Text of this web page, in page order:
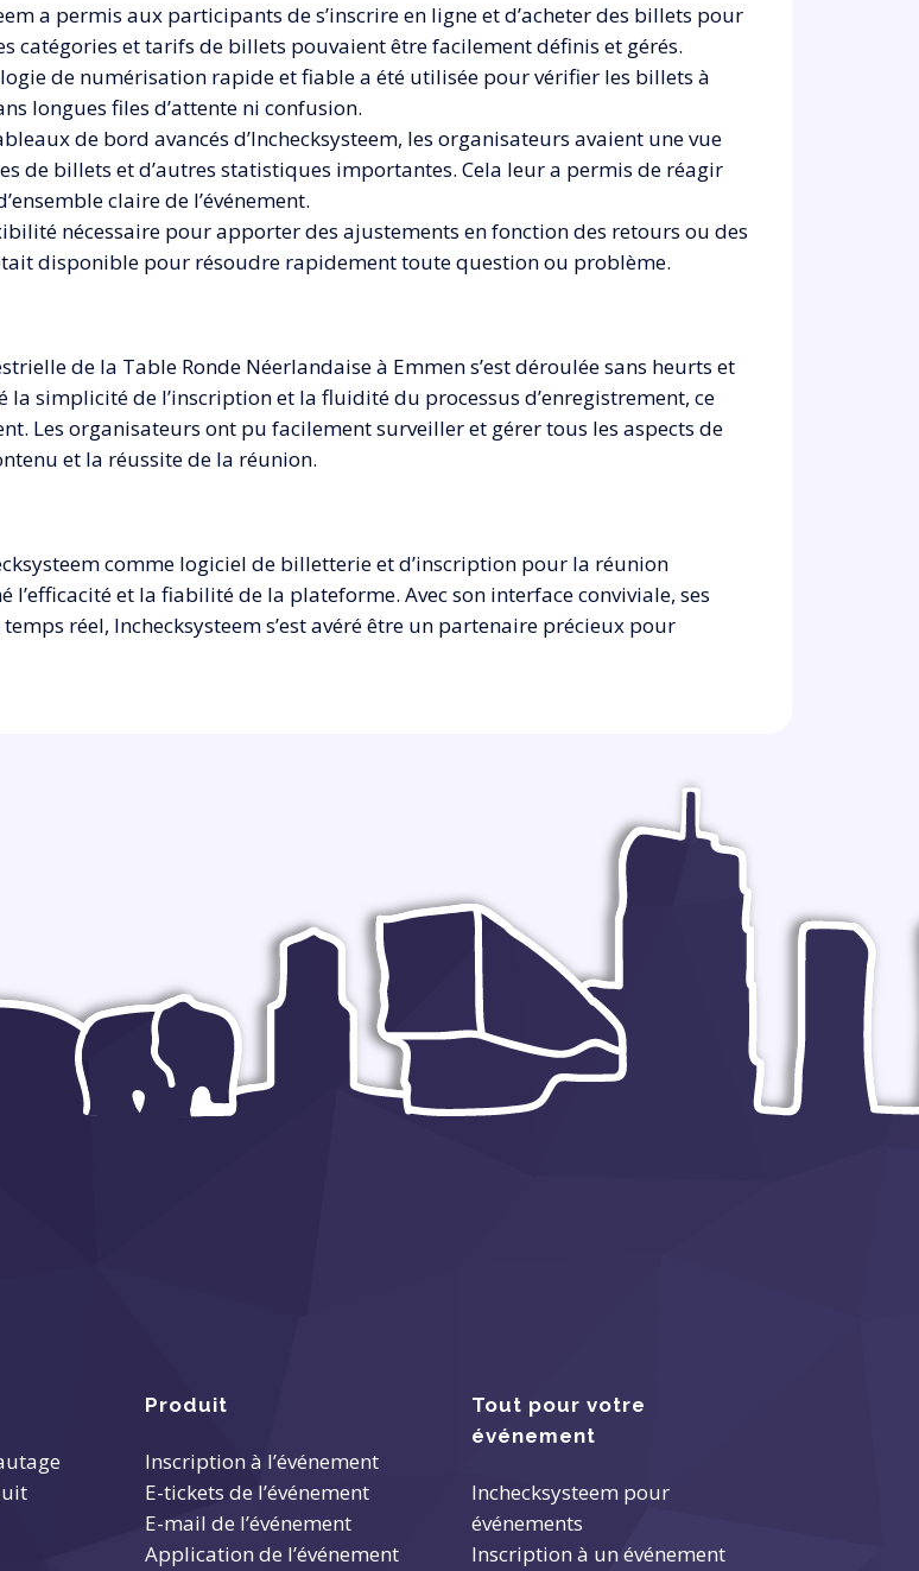
a permis aux participants de s’inscrire en ligne et d’acheter des billets pour
catégories et tarifs de billets pouvaient être facilement définis et gérés.
de numérisation rapide et fiable a été utilisée pour vérifier les billets à
longues files d’attente ni confusion.
de bord avancés d’Inchecksysteem, les organisateurs avaient une vue
de billets et d’autres statistiques importantes. Cela leur a permis de réagir
claire de l’événement.
nécessaire pour apporter des ajustements en fonction des retours ou des
disponible pour résoudre rapidement toute question ou problème.
de la Table Ronde Néerlandaise à Emmen s’est déroulée sans heurts et
simplicité de l’inscription et la fluidité du processus d’enregistrement, ce
Les organisateurs ont pu facilement surveiller et gérer tous les aspects de
et la réussite de la réunion.
comme logiciel de billetterie et d’inscription pour la réunion
et la fiabilité de la plateforme. Avec son interface conviviale, ses
réel, Inchecksysteem s’est avéré être un partenaire précieux pour
Produit
Inscription à l’événement
E-tickets de l’événement
E-mail de l’événement
Application de l’événement
Tout pour votre
événement
Inchecksysteem pour
événements
Inscription à un événement